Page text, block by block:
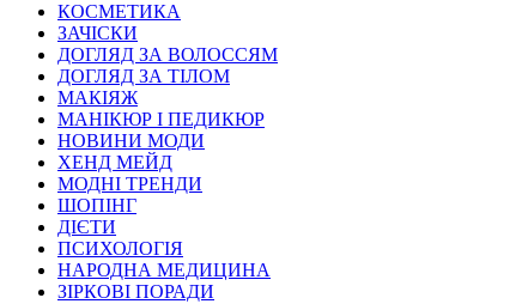
КОСМЕТИКА
ЗАЧІСКИ
ДОГЛЯД ЗА ВОЛОССЯМ
ДОГЛЯД ЗА ТІЛОМ
МАКІЯЖ
МАНІКЮР І ПЕДИКЮР
НОВИНИ МОДИ
ХЕНД МЕЙД
МОДНІ ТРЕНДИ
ШОПІНГ
ДІЄТИ
ПСИХОЛОГІЯ
НАРОДНА МЕДИЦИНА
ЗІРКОВІ ПОРАДИ